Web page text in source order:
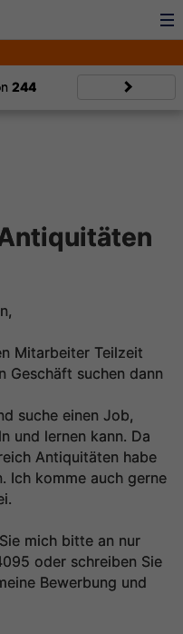
244
Mitarbeiter Teilzeit
Geschäft suchen dann
suche einen Job,
und lernen kann. Da
Antiquitäten habe
Ich komme auch gerne
mich bitte an nur
oder schreiben Sie
Bewerbung und